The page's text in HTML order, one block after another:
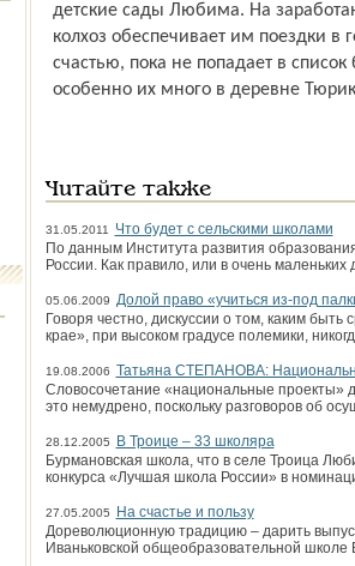
детские сады Любима. На
колхоз обеспечивает им поездки в
счастью, пока не попадает в
особенно их много в деревне
Читайте также
31.05.2011
Что будет с сельскими школами
По данным Института развития
России. Как правило, или в очень маленьких
05.06.2009 Долой право «учиться из-под
Говоря честно, дискуссии о том, каким
крае», при высоком градусе полемики,
19.08.2006 Татьяна СТЕПАНОВА:
Словосочетание «национальные проекты»
это немудрено, поскольку разговоров об
28.12.2005
В Троице – 33 школяра
Бурмановская школа, что в селе Троица
конкурса «Лучшая школа России» в
27.05.2005
На счастье и пользу
Дореволюционную традицию – дарить
Иваньковской общеобразовательной школе